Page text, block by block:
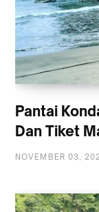
Pantai
Dan Tiket
NOVEMBER 03,